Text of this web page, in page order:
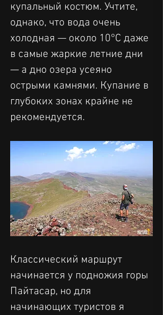
купальный костюм. Учтите,
однако, что вода очень
холодная — около 10°C даже
в самые жаркие летние дни
— а дно озера усеяно
острыми камнями. Купание в
глубоких зонах крайне не
рекомендуется.
Классический маршрут
начинается у подножия горы
Пайтасар, но для
начинающих туристов я